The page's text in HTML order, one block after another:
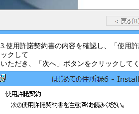
3.使用許諾契約書の内容を確認し、「使用
ックして
いただき、「次へ」ボタンをクリックしてく